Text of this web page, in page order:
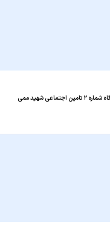
تبریز،شربت زاده،خ قره باغی،خ امام دوست،درمانگاه شماره ۲ تامین اجتماعی شهید ممی